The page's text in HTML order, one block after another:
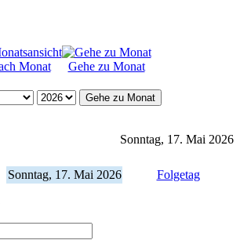
Monat Gehe zu Monat
Gehe zu Monat
Sonntag, 17. Mai 2026
Sonntag, 17. Mai 2026 Folgetag